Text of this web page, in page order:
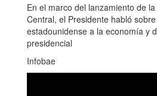
En el marco del lanzamiento de
Central, el Presidente habló
estadounidense a la economía y
presidencial
Infobae